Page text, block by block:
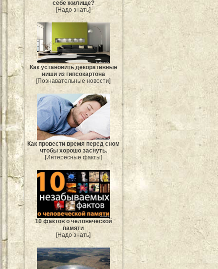
себе жилище?
[Надо знать]
Как установить декоративные
ниши из гипсокартона
[Познавательные новости]
Как провести время перед сном
чтобы хорошо заснуть.
[Интересные факты]
10 фактов о человеческой
памяти
[Надо знать]